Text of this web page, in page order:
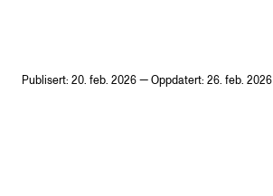
Publisert: 20. feb. 2026 — Oppdatert: 26. feb. 2026